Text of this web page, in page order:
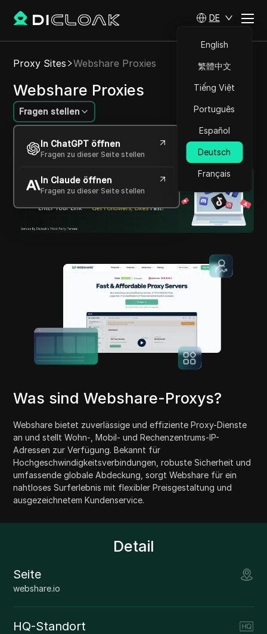
DE
English
繁體中文
Tiếng Việt
Português
Español
Deutsch
Français
Proxy Sites Webshare Proxies
Webshare Proxies
Fragen stellen
In ChatGPT öffnen
Fragen zu dieser Seite stellen
In Claude öffnen
Fragen zu dieser Seite stellen
Zuverlässige, Hochgeschwindigkeits-Proxy-
Lösungen für vielfältige Bedürfnisse
Was sind Webshare-Proxys?
Webshare bietet zuverlässige und effiziente Proxy-Dienste
an und stellt Wohn-, Mobil- und Rechenzentrums-IP-
Adressen zur Verfügung. Bekannt für
Hochgeschwindigkeitsverbindungen, robuste Sicherheit und
umfassende globale Abdeckung, sorgt Webshare für ein
nahtloses Surferlebnis mit flexibler Preisgestaltung und
ausgezeichnetem Kundenservice.
Detail
Seite
webshare.io
HQ-Standort